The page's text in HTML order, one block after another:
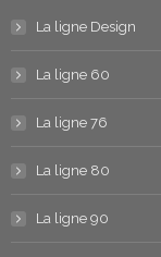
La ligne Design
La ligne 60
La ligne 76
La ligne 80
La ligne 90